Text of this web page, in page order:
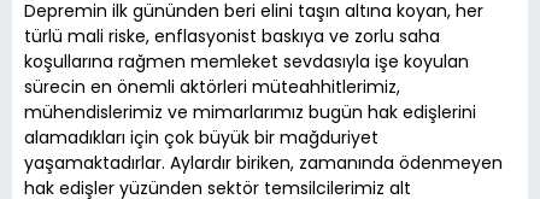
Depremin ilk gününden beri elini taşın altına koyan, her
türlü mali riske, enflasyonist baskıya ve zorlu saha
koşullarına rağmen memleket sevdasıyla işe koyulan
sürecin en önemli aktörleri müteahhitlerimiz,
mühendislerimiz ve mimarlarımız bugün hak edişlerini
alamadıkları için çok büyük bir mağduriyet
yaşamaktadırlar. Aylardır biriken, zamanında ödenmeyen
hak edişler yüzünden sektör temsilcilerimiz alt